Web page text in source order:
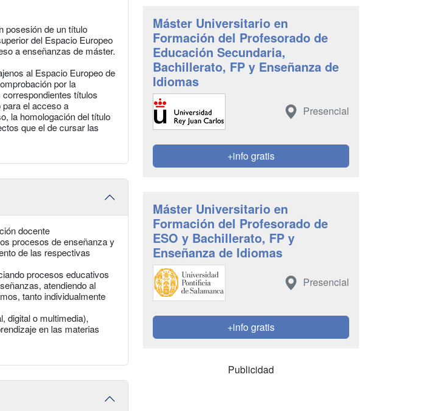
posesión de un título
del Espacio Europeo
a enseñanzas de máster.
al Espacio Europeo de
por la
títulos
el acceso a
la homologación del título
que el de cursar las
docente
procesos de enseñanza y
de las respectivas
procesos educativos
atendiendo al
tanto individualmente
digital o multimedia),
en las materias
Máster Universitario en
Formación del Profesorado de
Educación Secundaria,
Bachillerato, FP y Enseñanza de
Idiomas
Presencial
+info gratis
Máster Universitario en
Formación del Profesorado de
ESO y Bachillerato, FP y
Enseñanza de Idiomas
Presencial
+info gratis
Publicidad